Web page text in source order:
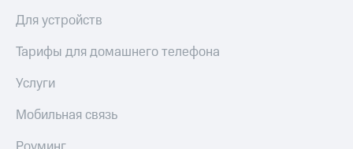
Контакты
развитие
деловая этика
На главную
Для устройств
Тарифы для домашнего телефона
Услуги
Мобильная связь